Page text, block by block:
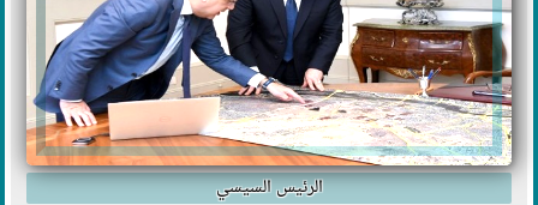
الرئيس السيسي